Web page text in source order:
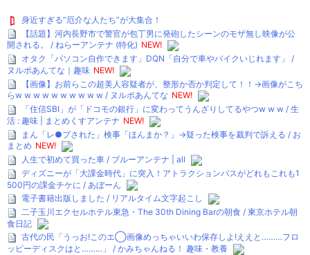
身近すぎる“厄介な人たち”が大集合！
【話題】河内長野市で警官が包丁男に発砲したシーンのモザ無し映像が公
開される。 / ねらーアンテナ (特化) NEW!
オタク「パソコン自作できます」DQN「自分で車やバイクいじれます」 /
ヌルポあんてな｜趣味 NEW!
【画像】お前らこの超美人容疑者が、整形か否か判定して！！→画像がこち
らw w w w w w w w w w / ヌルポあんてな NEW!
「住信SBI」が「ドコモの銀行」に変わってうんざりしてるやつw w w / 生
活 : 趣味 | まとめくすアンテナ NEW!
まん「レ●プされた」検事「ほんまか？」→疑った検事を裁判で訴える / お
まとめ NEW!
人生で初めて買った車 / ブルーアンテナ | all
ディズニーが「大課金時代」に突入！アトラクションパスがどれもこれも1
500円の課金チケに / あぼーん
電子書籍出版しました / リアルタイム文字起こし
二子玉川エクセルホテル東急・The 30th Dining Barの朝食 / 東京ホテル朝
食日記
古代の民「うっお!このエ◯画像めっちゃいいわ保存しよ!ええと………フロ
ッピーディスクはと………」 / かみちゃんねる！ 趣味・教養